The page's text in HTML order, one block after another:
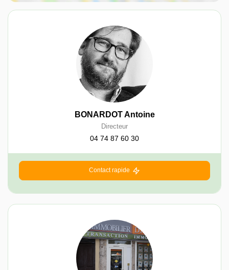
BONARDOT Antoine
Directeur
04 74 87 60 30
Contact rapide